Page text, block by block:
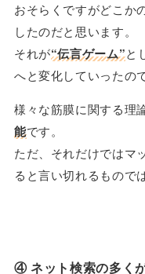
おそらくですがどこか
したのだと思います。
それが“伝言ゲーム”と
へと変化していったの
様々な筋膜に関する理
能です。
ただ、それだけではマ
ると言い切れるもので
④ ネット検索の多く